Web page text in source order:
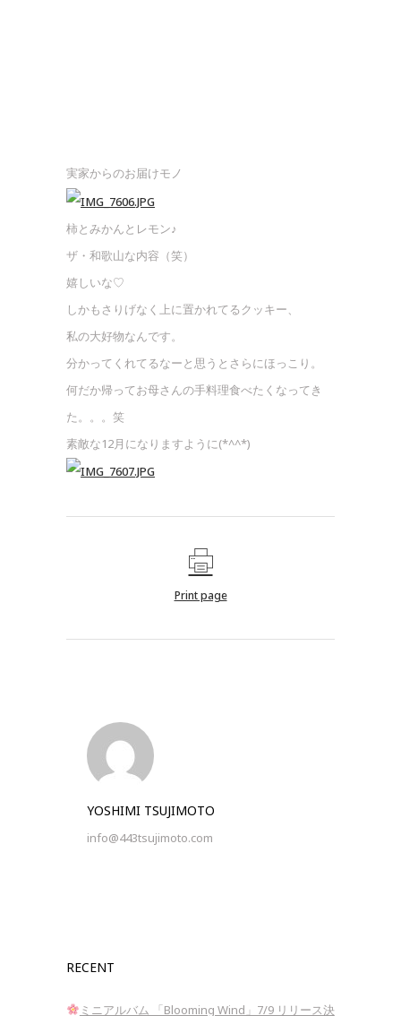
実家からのお届けモノ
柿とみかんとレモン♪
ザ・和歌山な内容（笑）
嬉しいな♡
しかもさりげなく上に置かれてるクッキー、
私の大好物なんです。
分かってくれてるなーと思うとさらにほっこり。
何だか帰ってお母さんの手料理食べたくなってき
た。。。笑
素敵な12月になりますように(*^^*)
Print page
YOSHIMI TSUJIMOTO
info@443tsujimoto.com
RECENT
ミニアルバム 「Blooming Wind」7/9 リリース決